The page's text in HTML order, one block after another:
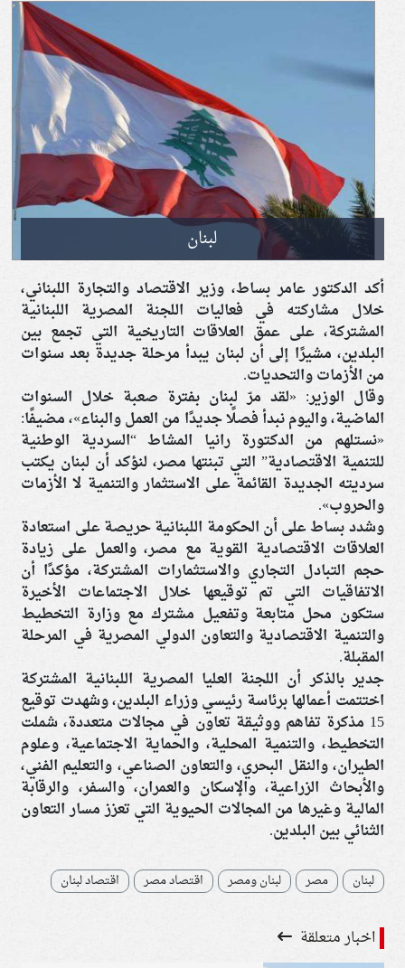
لبنان
أكد الدكتور عامر بساط، وزير الاقتصاد والتجارة اللبناني،
خلال مشاركته في فعاليات اللجنة المصرية اللبنانية
المشتركة، على عمق العلاقات التاريخية التي تجمع بين
البلدين، مشيرًا إلى أن لبنان يبدأ مرحلة جديدة بعد سنوات
من الأزمات والتحديات.
وقال الوزير: «لقد مرّ لبنان بفترة صعبة خلال السنوات
الماضية، واليوم نبدأ فصلًا جديدًا من العمل والبناء»، مضيفًا:
«نستلهم من الدكتورة رانيا المشاط “السردية الوطنية
للتنمية الاقتصادية” التي تبنتها مصر، لنؤكد أن لبنان يكتب
سرديته الجديدة القائمة على الاستثمار والتنمية لا الأزمات
والحروب».
وشدد بساط على أن الحكومة اللبنانية حريصة على استعادة
العلاقات الاقتصادية القوية مع مصر، والعمل على زيادة
حجم التبادل التجاري والاستثمارات المشتركة، مؤكدًا أن
الاتفاقيات التي تم توقيعها خلال الاجتماعات الأخيرة
ستكون محل متابعة وتفعيل مشترك مع وزارة التخطيط
والتنمية الاقتصادية والتعاون الدولي المصرية في المرحلة
المقبلة.
جدير بالذكر أن اللجنة العليا المصرية اللبنانية المشتركة
اختتمت أعمالها برئاسة رئيسي وزراء البلدين، وشهدت توقيع
15 مذكرة تفاهم ووثيقة تعاون في مجالات متعددة، شملت
التخطيط، والتنمية المحلية، والحماية الاجتماعية، وعلوم
الطيران، والنقل البحري، والتعاون الصناعي، والتعليم الفني،
والأبحاث الزراعية، والإسكان والعمران، والسفر، والرقابة
المالية وغيرها من المجالات الحيوية التي تعزز مسار التعاون
الثنائي بين البلدين.
لبنان مصر لبنان ومصر اقتصاد مصر اقتصاد لبنان
اخبار متعلقة